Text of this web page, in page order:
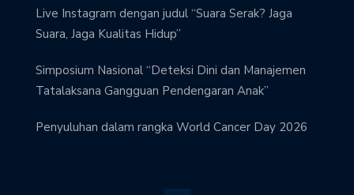
Live Instagram dengan judul “Suara Serak? Jaga
Suara, Jaga Kualitas Hidup”
Simposium Nasional “Deteksi Dini dan Manajemen
Tatalaksana Gangguan Pendengaran Anak”
Penyuluhan dalam rangka World Cancer Day 2026